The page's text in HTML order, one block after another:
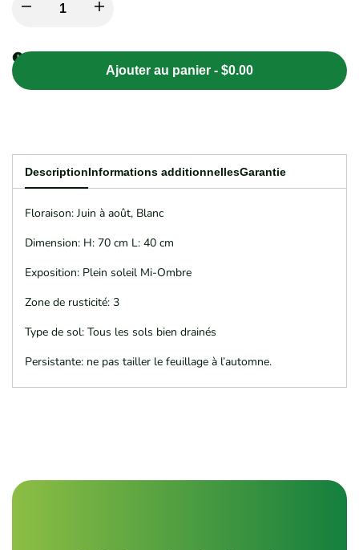
Diminuer
CAMPANULA
persicifolia
Augmenter
quantité
CAMPANULA
persicifolia
Ajouter au panier - $0.00
DescriptionInformations additionnellesGarantie
Floraison: Juin à août, Blanc
Dimension: H: 70 cm L: 40 cm
Exposition: Plein soleil Mi-Ombre
Zone de rusticité: 3
Type de sol: Tous les sols bien drainés
Persistante: ne pas tailler le feuillage à l’automne.